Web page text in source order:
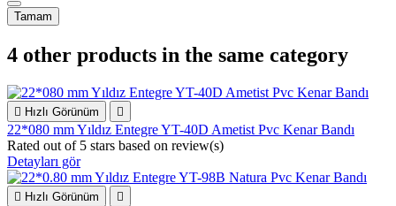
Tamam
4 other products in the same category
 Hızlı Görünüm 
22*080 mm Yıldız Entegre YT-40D Ametist Pvc Kenar Bandı
Rated out of 5 stars based on review(s)
Detayları gör
 Hızlı Görünüm 